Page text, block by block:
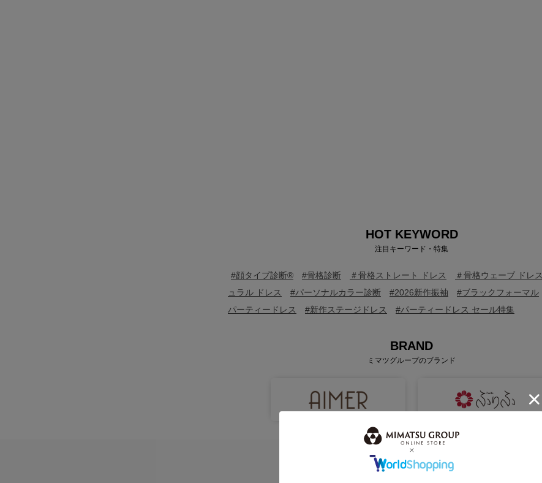
HOT KEYWORD
注目キーワード・特集
#顔タイプ診断® #骨格診断 ＃骨格ストレート ドレス ＃骨格ウェーブ ドレス
ュラル ドレス
#パーソナルカラー診断 #2026新作振袖 #ブラックフォーマル
パーティードレス
#新作ステージドレス #パーティードレス セール特集
BRAND
ミマツグループのブランド
ITEM